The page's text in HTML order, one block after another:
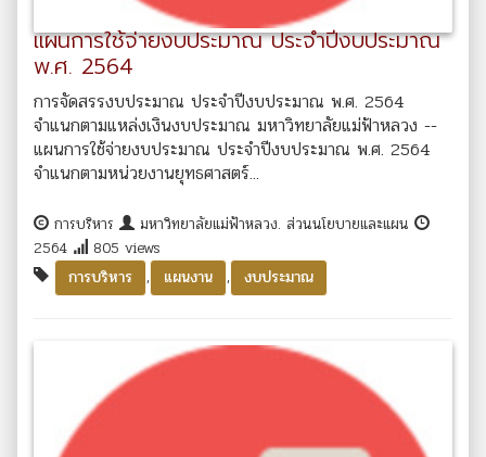
แผนการใช้จ่ายงบประมาณ ประจำปีงบประมาณ
พ.ศ. 2564
การจัดสรรงบประมาณ ประจำปีงบประมาณ พ.ศ. 2564
จำแนกตามแหล่งเงินงบประมาณ มหาวิทยาลัยแม่ฟ้าหลวง --
แผนการใช้จ่ายงบประมาณ ประจำปีงบประมาณ พ.ศ. 2564
จำแนกตามหน่วยงานยุทธศาสตร์...
การบริหาร
มหาวิทยาลัยแม่ฟ้าหลวง. ส่วนนโยบายและแผน
2564
805 views
การบริหาร
, แผนงาน , งบประมาณ